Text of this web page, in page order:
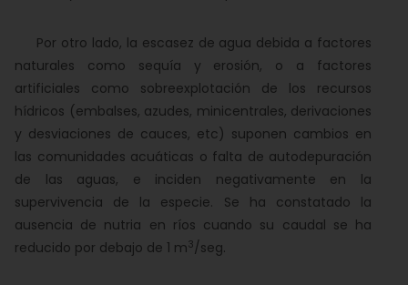
Por otro lado, la escasez de agua debida a factores
naturales como sequía y erosión, o a factores
artificiales como sobreexplotación de los recursos
hídricos (embalses, azudes, minicentrales, derivaciones
y desviaciones de cauces, etc) suponen cambios en
las comunidades acuáticas o falta de autodepuración
de las aguas, e inciden negativamente en la
supervivencia de la especie. Se ha constatado la
ausencia de nutria en ríos cuando su caudal se ha
reducido por debajo de 1 m3 /seg.